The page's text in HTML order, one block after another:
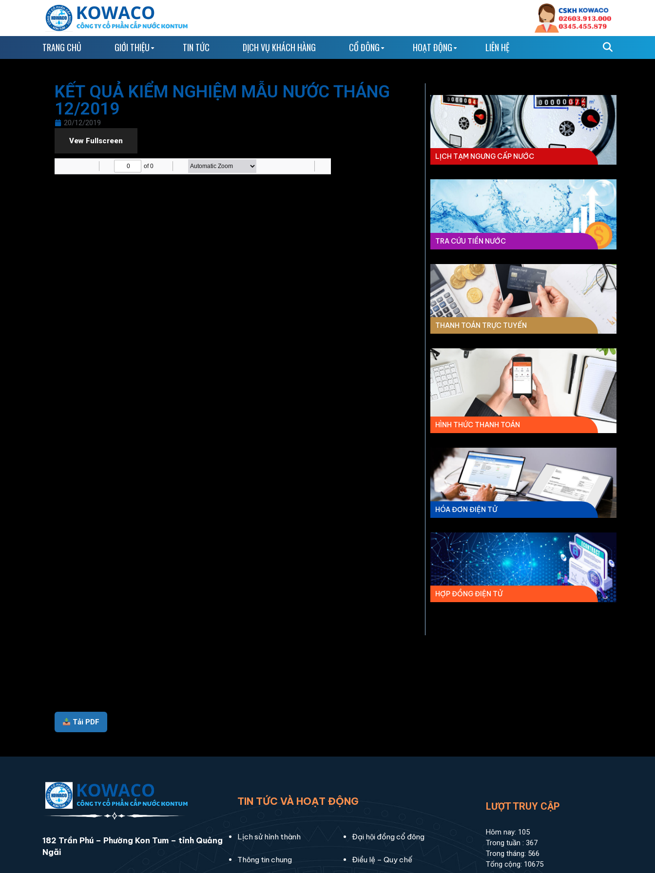
TRANG CHỦ GIỚI THIỆU TIN TỨC DỊCH VỤ KHÁCH HÀNG CỔ ĐÔNG HOẠT ĐỘNG LIÊN HỆ
KẾT QUẢ KIỂM NGHIỆM MẪU NƯỚC THÁNG
12/2019
20/12/2019
Vew Fullscreen
Tải PDF
LỊCH TẠM NGƯNG CẤP NƯỚC
TRA CỨU TIỀN NƯỚC
THANH TOÁN TRỰC TUYẾN
HÌNH THỨC THANH TOÁN
HÓA ĐƠN ĐIỆN TỬ
HỢP ĐỒNG ĐIỆN TỬ
182 Trần Phú – Phường Kon Tum – tỉnh Quảng
Ngãi
TIN TỨC VÀ HOẠT ĐỘNG
Lịch sử hình thành
Thông tin chung
Đại hội đồng cổ đông
Điều lệ – Quy chế
LƯỢT TRUY CẬP
Hôm nay: 105
Trong tuần : 367
Trong tháng: 566
Tổng cộng: 10675